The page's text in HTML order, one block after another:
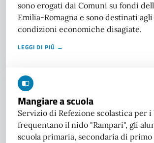
sono erogati dai Comuni su fondi
Emilia-Romagna e sono destinati
condizioni economiche disagiate.
LEGGI DI PIÙ →
Mangiare a scuola
Servizio di Refezione scolastica per
frequentano il nido "Rampari", gli
scuola primaria, secondaria di primo